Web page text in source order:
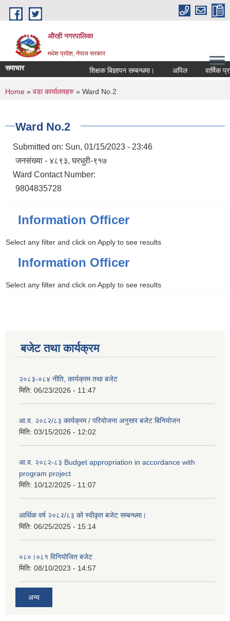
Skip to main content
औरही नगरपालिका
मधेश प्रदेश, नेपाल सरकार
समाचार शिक्षक बिज्ञापन सम्बन्धमा। अपिल वार्षिक
You are here
Home » वडा कार्यालयहरु » Ward No.2
Ward No.2
Submitted on: Sun, 01/15/2023 - 23:46
जनसंख्या - ४८९३, घरधुरी-९१७
Ward Contact Number:
9804835728
Information Officer
Select any filter and click on Apply to see results
Information Officer
Select any filter and click on Apply to see results
बजेट तथा कार्यक्रम
२०८३-०८४ नीति, कार्यक्रम तथा बजेट
मिति: 06/23/2026 - 11:47
आ.व. २०८२/८३ कार्यक्रम / परियोजना अनुसार बजेट बिनियोजन
मिति: 03/15/2026 - 12:02
आ.व. २०८२-८३ Budget appropriation in accordance with
program project
मिति: 10/12/2025 - 11:07
आर्थिक वर्ष २०८२/८३ को स्वीकृत बजेट सम्बन्धमा।
मिति: 06/25/2025 - 15:14
०८०।०८१ विनियोजित बजेट
मिति: 08/10/2023 - 14:57
अन्य